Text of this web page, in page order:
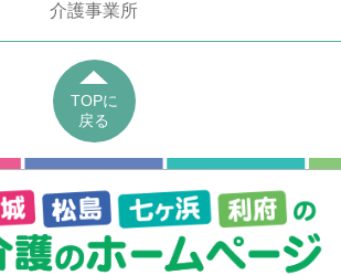
介護事業所
TOPに
戻る